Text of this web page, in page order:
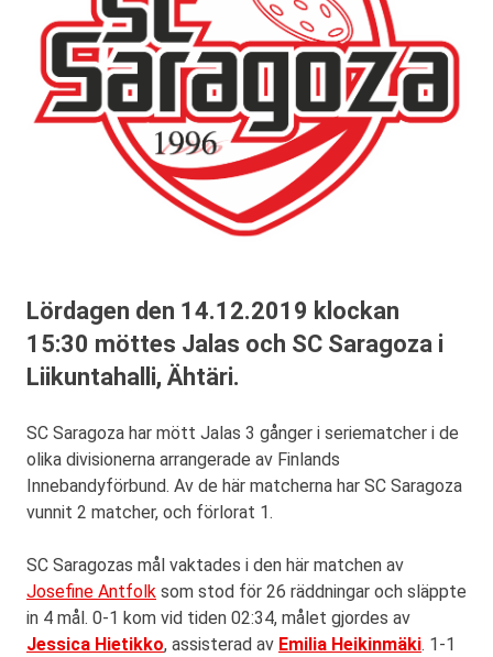
Lördagen den 14.12.2019 klockan
15:30 möttes Jalas och SC Saragoza i
Liikuntahalli, Ähtäri.
SC Saragoza har mött Jalas 3 gånger i seriematcher i de
olika divisionerna arrangerade av Finlands
Innebandyförbund. Av de här matcherna har SC Saragoza
vunnit 2 matcher, och förlorat 1.
SC Saragozas mål vaktades i den här matchen av
Josefine Antfolk som stod för 26 räddningar och släppte
in 4 mål. 0-1 kom vid tiden 02:34, målet gjordes av
Jessica Hietikko, assisterad av Emilia Heikinmäki. 1-1